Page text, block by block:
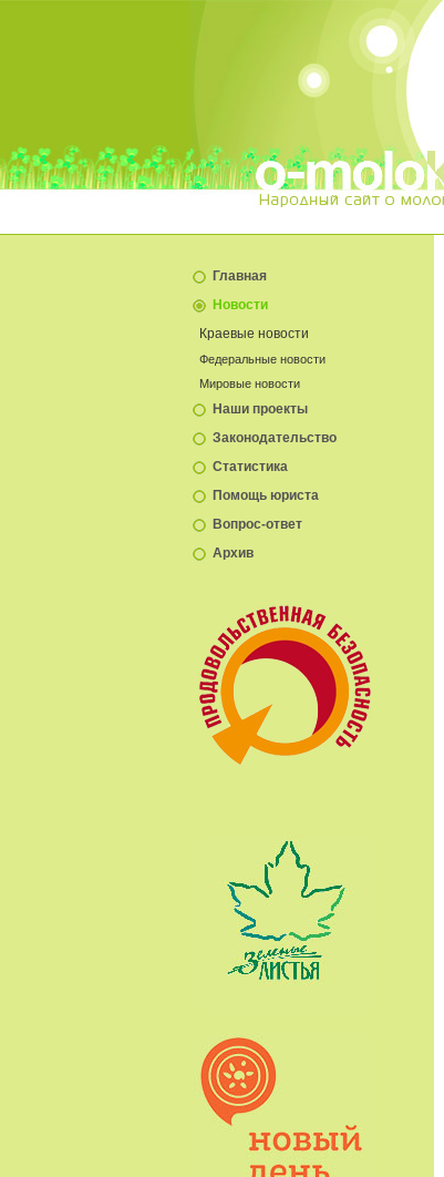
Главная
Новости
Краевые новости
Федеральные новости
Мировые новости
Наши проекты
Законодательство
Статистика
Помощь юриста
Вопрос-ответ
Архив